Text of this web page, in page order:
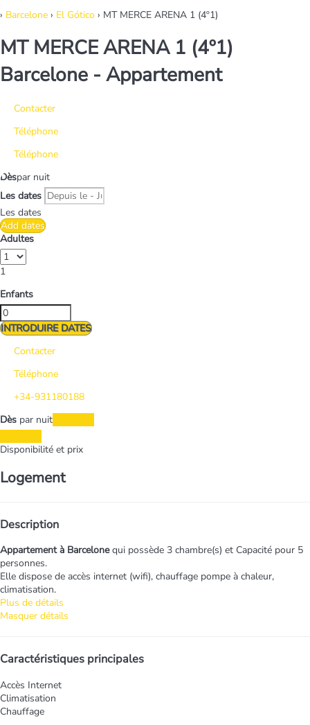
› Barcelone › El Gótico › MT MERCE ARENA 1 (4º1)
MT MERCE ARENA 1 (4º1)
Barcelone - Appartement
Contacter
Téléphone
Téléphone
Dèspar nuit
Les dates
Les dates
Add dates
Adultes
1
Enfants
INTRODUIRE DATES
Contacter
Téléphone
+34-931180188
Dès par nuit
Disponibilité et prix
Logement
Description
Appartement à Barcelonequi possède 3 chambre(s) et Capacité pour 5
personnes.
Elle dispose de accès internet (wifi), chauffage pompe à chaleur,
climatisation.
Plus de détails
Masquer détails
Caractéristiques principales
Accès Internet
Climatisation
Chauffage